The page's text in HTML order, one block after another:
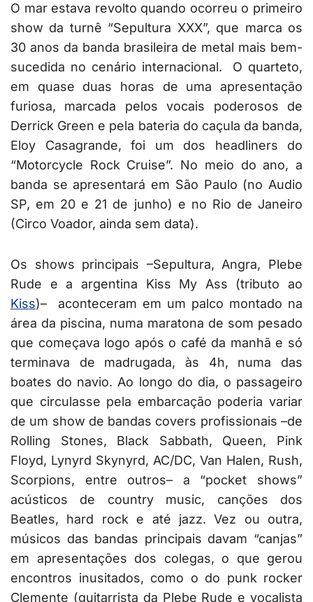
O mar estava revolto quando ocorreu o primeiro
show da turnê “Sepultura XXX”, que marca os
30 anos da banda brasileira de metal mais bem-
sucedida no cenário internacional. O quarteto,
em quase duas horas de uma apresentação
furiosa, marcada pelos vocais poderosos de
Derrick Green e pela bateria do caçula da banda,
Eloy Casagrande, foi um dos headliners do
“Motorcycle Rock Cruise”. No meio do ano, a
banda se apresentará em São Paulo (no Audio
SP, em 20 e 21 de junho) e no Rio de Janeiro
(Circo Voador, ainda sem data).
Os shows principais –Sepultura, Angra, Plebe
Rude e a argentina Kiss My Ass (tributo ao
Kiss)– aconteceram em um palco montado na
área da piscina, numa maratona de som pesado
que começava logo após o café da manhã e só
terminava de madrugada, às 4h, numa das
boates do navio. Ao longo do dia, o passageiro
que circulasse pela embarcação poderia variar
de um show de bandas covers profissionais –de
Rolling Stones, Black Sabbath, Queen, Pink
Floyd, Lynyrd Skynyrd, AC/DC, Van Halen, Rush,
Scorpions, entre outros– a “pocket shows”
acústicos de country music, canções dos
Beatles, hard rock e até jazz. Vez ou outra,
músicos das bandas principais davam “canjas”
em apresentações dos colegas, o que gerou
encontros inusitados, como o do punk rocker
Clemente (guitarrista da Plebe Rude e vocalista